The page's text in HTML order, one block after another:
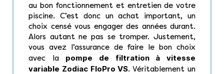
au bon fonctionnement et entretien de votre
piscine. C’est donc un achat important, un
choix censé vous engager des années durant.
Alors autant ne pas se tromper. Justement,
vous avez l’assurance de faire le bon choix
avec la pompe de filtration à vitesse
variable Zodiac FloPro VS. Véritablement un